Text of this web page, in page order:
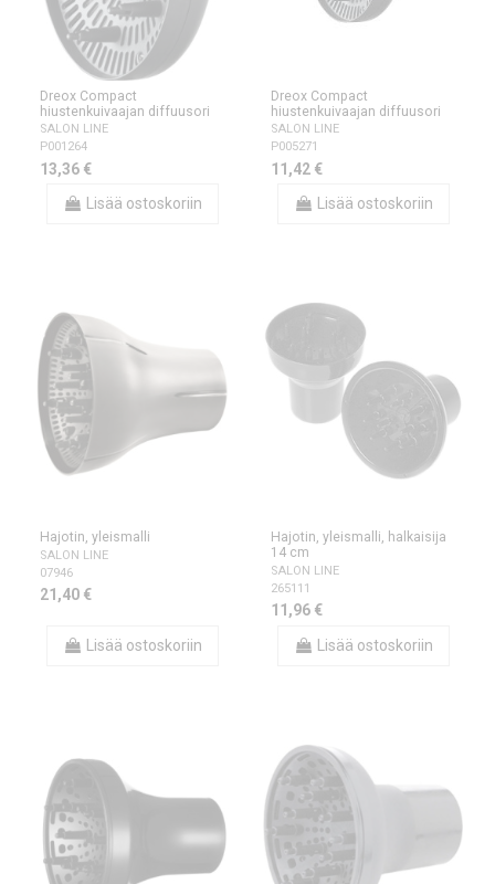
Dreox Compact
hiustenkuivaajan diffuusori
SALON LINE
P001264
13,36 €
Lisää ostoskoriin
Dreox Compact
hiustenkuivaajan diffuusori
SALON LINE
P005271
11,42 €
Lisää ostoskoriin
Hajotin, yleismalli
SALON LINE
07946
21,40 €
Lisää ostoskoriin
Hajotin, yleismalli, halkaisija
14 cm
SALON LINE
265111
11,96 €
Lisää ostoskoriin